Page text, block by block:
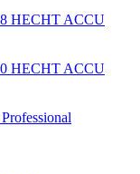
HECHT ACCU
HECHT ACCU